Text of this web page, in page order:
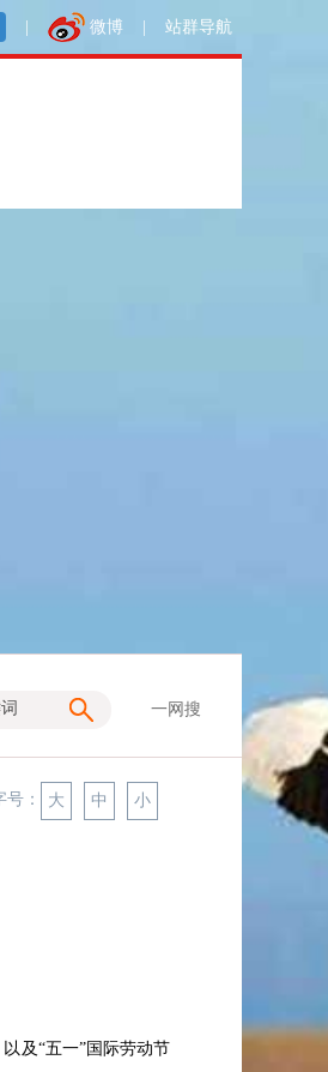
站群导航
微博
一网搜
号： 大 中 小
及“五一”国际劳动节